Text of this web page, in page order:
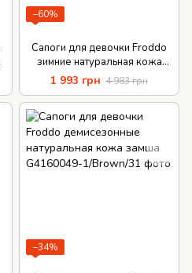
−60%
Сапоги для девочки Froddo
зимние натуральная кожа
меховая подкладка
1 993 грн 4 983 грн
−34%